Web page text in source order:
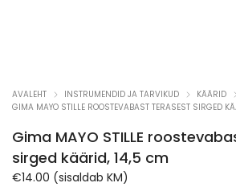
AVALEHT INSTRUMENDID JA TARVIKUD
KÄÄRID
GIMA MAYO STILLE ROOSTEVABAST TERASEST SIRGED
Gima MAYO STILLE
sirged käärid, 14,5 cm
€14.00 (sisaldab KM)